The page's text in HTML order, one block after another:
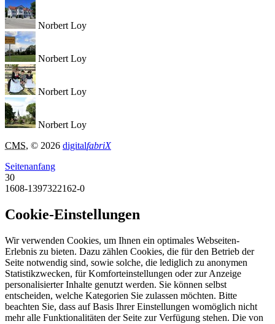
Norbert Loy
Norbert Loy
Norbert Loy
Norbert Loy
CMS, © 2026 digitalfabriX
Seitenanfang
30
1608-1397322162-0
Cookie-Einstellungen
Wir verwenden Cookies, um Ihnen ein optimales Webseiten-
Erlebnis zu bieten. Dazu zählen Cookies, die für den Betrieb der
Seite notwendig sind, sowie solche, die lediglich zu anonymen
Statistikzwecken, für Komforteinstellungen oder zur Anzeige
personalisierter Inhalte genutzt werden. Sie können selbst
entscheiden, welche Kategorien Sie zulassen möchten. Bitte
beachten Sie, dass auf Basis Ihrer Einstellungen womöglich nicht
mehr alle Funktionalitäten der Seite zur Verfügung stehen. Die von